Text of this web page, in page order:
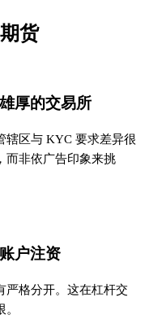
货
厚的交易所
辖区与 KYC 要求差异很
而非依广告印象来挑
户注资
严格分开。这在杠杆交